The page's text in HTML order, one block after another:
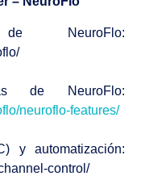
NeuroFlo:
de NeuroFlo:
neuroflo-features/
y automatización:
control/